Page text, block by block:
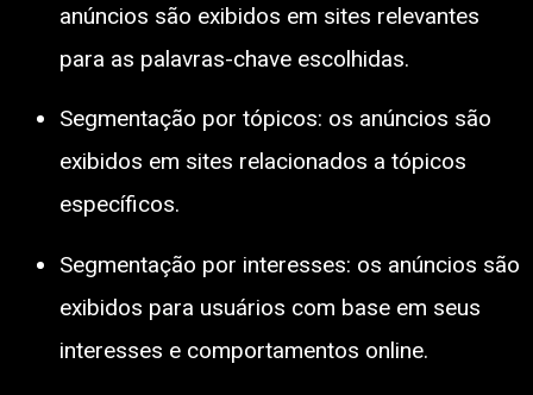
anúncios são exibidos em sites relevantes
para as palavras-chave escolhidas.
Segmentação por tópicos: os anúncios são
exibidos em sites relacionados a tópicos
específicos.
Segmentação por interesses: os anúncios são
exibidos para usuários com base em seus
interesses e comportamentos online.